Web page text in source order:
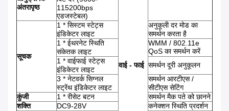
वाई - फाई
अंतरापृष्ठ
115200bps
एडजस्टेबल)
सूचक
1 * सिस्टम स्टेट्स
इंडिकेटर लाइट
अनुकूली दर मोड का
समर्थन करता है
1 * ईथरनेट स्थिति
संकेतक लाइट
WMM / 802.11e
QoS का समर्थन करें
1 * वाईफाई स्टेट्स
इंडिकेटर लाइट
समर्थन दूरी अनुकूलन
3 * नेटवर्क सिग्नल
स्ट्रेंथ इंडिकेटर लाइट
समर्थन आरटीएस /
सीटीएस सेटिंग
कुंजी
1 * रीसेट बटन
समर्थन मैक पते को छानने
शक्ति
DC9-28V कनेक्शन स्थिति प्रदर्शन